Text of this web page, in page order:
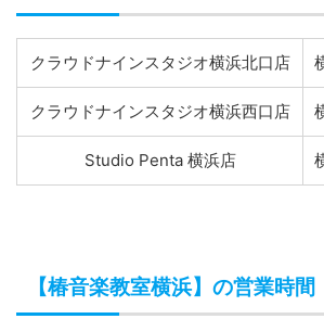
クラウドナインスタジオ横浜北口店
クラウドナインスタジオ横浜西口店
Studio Penta 横浜店
【椿音楽教室横浜】の営業時間